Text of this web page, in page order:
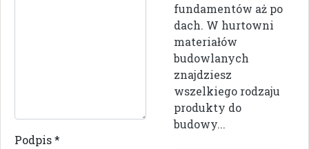
Podpis*
fundamentów aż po
dach. W hurtowni
materiałów
budowlanych
znajdziesz
wszelkiego rodzaju
produkty do
budowy...